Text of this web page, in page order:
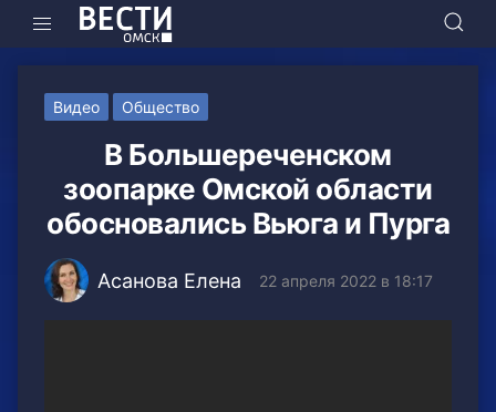
Видео Общество
В Большереченском
зоопарке Омской области
обосновались Вьюга и Пурга
Асанова Елена 22 апреля 2022 в 18:17